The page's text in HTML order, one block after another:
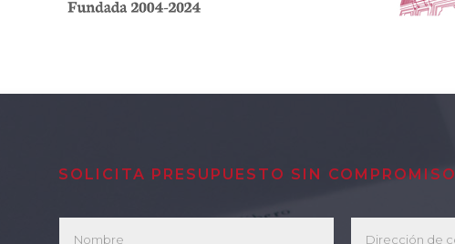
SOLICITA PRESUPUESTO SIN COMPROMISO